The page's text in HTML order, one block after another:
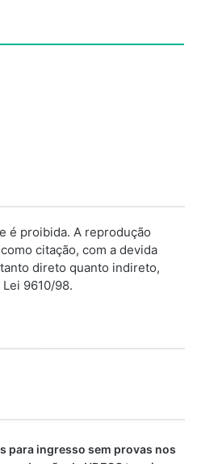
é proibida. A reprodução
citação, com a devida
direto quanto indireto,
9610/98.
para ingresso sem provas nos